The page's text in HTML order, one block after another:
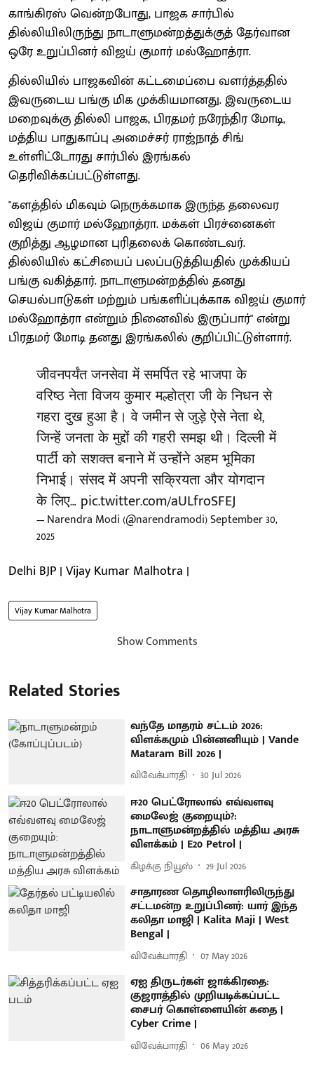
காங்கிரஸ் வென்றபோது, பாஜக சார்பில்
தில்லியிலிருந்து நாடாளுமன்றத்துக்குத் தேர்வான
ஒரே உறுப்பினர் விஜய் குமார் மல்ஹோத்ரா.
தில்லியில் பாஜகவின் கட்டமைப்பை வளர்த்ததில்
இவருடைய பங்கு மிக முக்கியமானது. இவருடைய
மறைவுக்கு தில்லி பாஜக, பிரதமர் நரேந்திர மோடி,
மத்திய பாதுகாப்பு அமைச்சர் ராஜ்நாத் சிங்
உள்ளிட்டோரது சார்பில் இரங்கல்
தெரிவிக்கப்பட்டுள்ளது.
"களத்தில் மிகவும் நெருக்கமாக இருந்த தலைவர
விஜய் குமார் மல்ஹோத்ரா. மக்கள் பிரச்னைகள்
குறித்து ஆழமான புரிதலைக் கொண்டவர்.
தில்லியில் கட்சியைப் பலப்படுத்தியதில் முக்கியப்
பங்கு வகித்தார். நாடாளுமன்றத்தில் தனது
செயல்பாடுகள் மற்றும் பங்களிப்புக்காக விஜய் குமார்
மல்ஹோத்ரா என்றும் நினைவில் இருப்பார்" என்று
பிரதமர் மோடி தனது இரங்கலில் குறிப்பிட்டுள்ளார்.
जीवनपर्यंत जनसेवा में समर्पित रहे भाजपा के
वरिष्ठ नेता विजय कुमार मल्होत्रा जी के निधन से
गहरा दुख हुआ है। वे जमीन से जुड़े ऐसे नेता थे,
जिन्हें जनता के मुद्दों की गहरी समझ थी। दिल्ली में
पार्टी को सशक्त बनाने में उन्होंने अहम भूमिका
निभाई। संसद में अपनी सक्रियता और योगदान
के लिए… pic.twitter.com/aULfroSFEJ
— Narendra Modi (@narendramodi)September 30,
2025
Delhi BJP | Vijay Kumar Malhotra |
Vijay Kumar Malhotra
Show Comments
Related Stories
வந்தே மாதரம் சட்டம் 2026:
விளக்கமும் பின்னனியும் | Vande
Mataram Bill 2026 |
விவேக்பாரதி 30 Jul 2026
ஈ20 பெட்ரோலால் எவ்வளவு
மைலேஜ் குறையும்?:
நாடாளுமன்றத்தில் மத்திய அரசு
விளக்கம் | E20 Petrol |
கிழக்கு நியூஸ் 29 Jul 2026
சாதாரண தொழிலாளரிலிருந்து
சட்டமன்ற உறுப்பினர்: யார் இந்த
கலிதா மாஜி | Kalita Maji | West
Bengal |
விவேக்பாரதி 07 May 2026
ஏஐ திருடர்கள் ஜாக்கிரதை:
குஜராத்தில் முறியடிக்கப்பட்ட
சைபர் கொள்ளையின் கதை |
Cyber Crime |
விவேக்பாரதி 06 May 2026